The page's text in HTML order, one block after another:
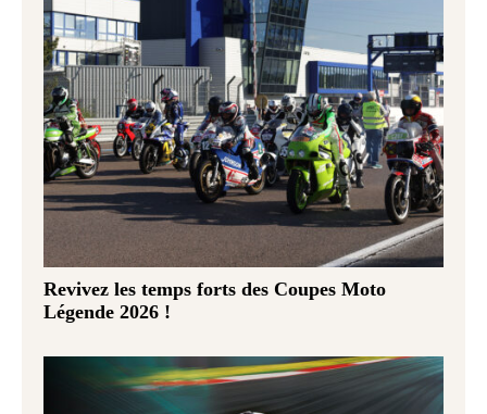
Revivez les temps forts des Coupes Moto
Légende 2026 !